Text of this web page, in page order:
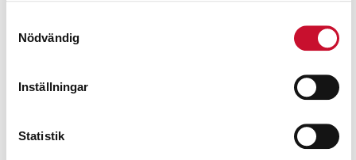
Nödvändig
Inställningar
Statistik